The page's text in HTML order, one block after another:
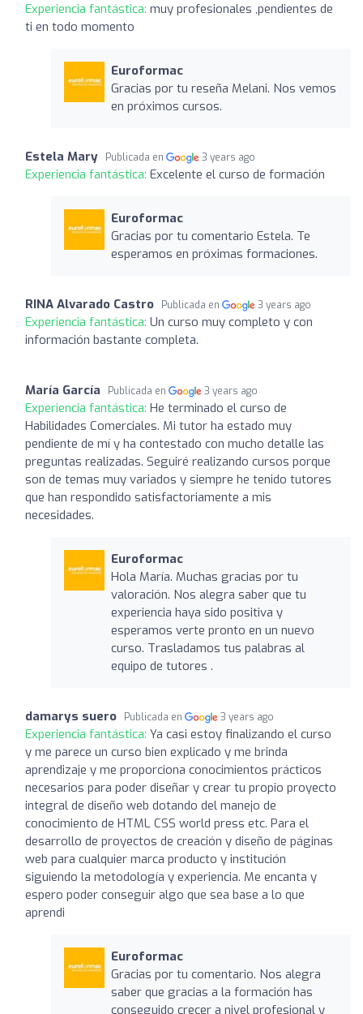
Experiencia fantástica: muy profesionales ,pendientes de
ti en todo momento
Euroformac
Gracias por tu reseña Melani. Nos vemos
en próximos cursos.
Estela Mary Publicada en 3 years ago
Experiencia fantástica: Excelente el curso de formación
Euroformac
Gracias por tu comentario Estela. Te
esperamos en próximas formaciones.
RINA Alvarado Castro Publicada en 3 years ago
Experiencia fantástica: Un curso muy completo y con
información bastante completa.
María García Publicada en 3 years ago
Experiencia fantástica: He terminado el curso de
Habilidades Comerciales. Mi tutor ha estado muy
pendiente de mí y ha contestado con mucho detalle las
preguntas realizadas. Seguiré realizando cursos porque
son de temas muy variados y siempre he tenido tutores
que han respondido satisfactoriamente a mis
necesidades.
Euroformac
Hola María. Muchas gracias por tu
valoración. Nos alegra saber que tu
experiencia haya sido positiva y
esperamos verte pronto en un nuevo
curso. Trasladamos tus palabras al
equipo de tutores .
damarys suero Publicada en 3 years ago
Experiencia fantástica: Ya casi estoy finalizando el curso
y me parece un curso bien explicado y me brinda
aprendizaje y me proporciona conocimientos prácticos
necesarios para poder diseñar y crear tu propio proyecto
integral de diseño web dotando del manejo de
conocimiento de HTML CSS world press etc. Para el
desarrollo de proyectos de creación y diseño de páginas
web para cualquier marca producto y institución
siguiendo la metodología y experiencia. Me encanta y
espero poder conseguir algo que sea base a lo que
aprendi
Euroformac
Gracias por tu comentario. Nos alegra
saber que gracias a la formación has
conseguido crecer a nivel profesional y